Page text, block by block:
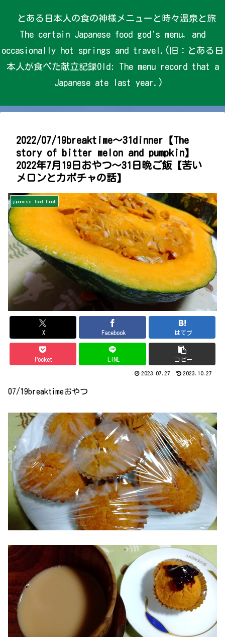
とある日本人の食の神様メニューと時々温泉と旅
The certain Japanese food god's menu, and
occasionally hot springs and travel.(旧：とある日
本人が食べた献立記録Old: The menu record that a
Japanese ate last year.)
2022/07/19breaktime～31dinner【The
story of bitter melon and pumpkin】
2022年7月19日おやつ～31日晩ご飯【苦い
メロンとカボチャの話】
japanese food lunch
X Facebook はてブ
Pocket LINE コピー
2023.07.27 2023.10.27
07/19breaktimeおやつ